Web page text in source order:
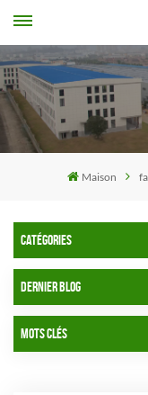
Maison
CATÉGORIES
DERNIER BLOG
MOTS CLÉS